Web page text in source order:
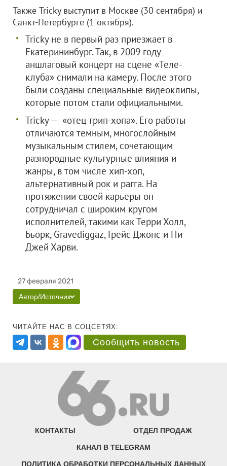
Также Tricky выступит в Москве (30 сентября) и
Санкт-Петербурге (1 октября).
Tricky не в первый раз приезжает в
Екатерининбург. Так, в 2009 году
аншлаговый концерт на сцене «Теле-
клуба» снимали на камеру. После этого
были созданы специальные видеоклипы,
которые потом стали официальными.
Tricky — «отец трип-хопа». Его работы
отличаются темным, многослойным
музыкальным стилем, сочетающим
разнородные культурные влияния и
жанры, в том числе хип-хоп,
альтернативный рок и рагга. На
протяжении своей карьеры он
сотрудничал с широким кругом
исполнителей, такими как Терри Холл,
Бьорк, Gravediggaz, Грейс Джонс и Пи
Джей Харви.
27 февраля 2021
Автор/Источник
ЧИТАЙТЕ НАС В СОЦСЕТЯХ:
Сообщить новость
КОНТАКТЫ ОТДЕЛ ПРОДАЖ
КАНАЛ В TELEGRAM
ПОЛИТИКА ОБРАБОТКИ ПЕРСОНАЛЬНЫХ ДАННЫХ